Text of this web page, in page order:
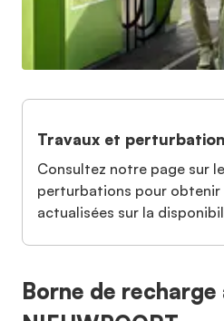
Travaux et
Consultez notre page sur
perturbations pour
actualisées sur la
Borne de